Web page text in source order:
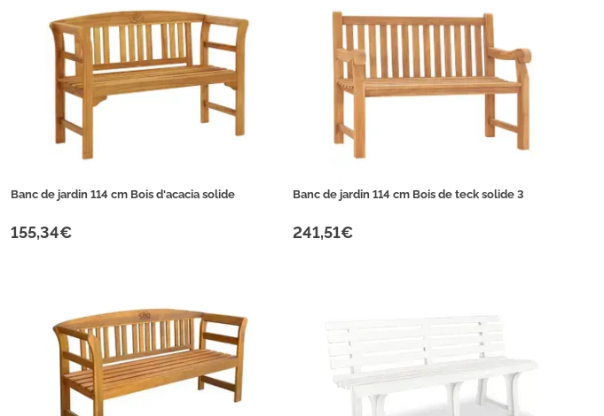
Banc de jardin 114 cm Bois d'acacia solide
155,34€
Banc de jardin 114 cm Bois de teck solide 3
241,51€